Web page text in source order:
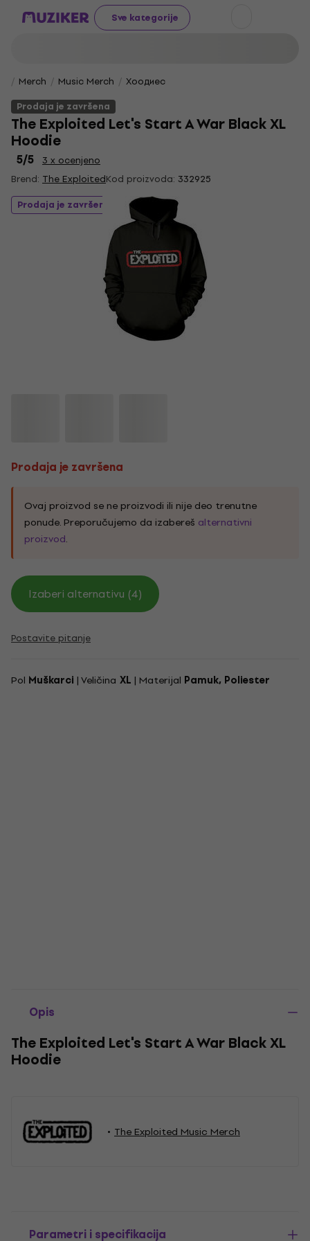
Sve kategorije
Merch Music Merch
Хоодиес
Prodaja je završena
The Exploited Let's Start A War Black XL
Hoodie
5/5
3 x ocenjeno
Brend: The ExploitedKod proizvoda: 332925
Prodaja je završena
Prodaja je završena
Ovaj proizvod se ne proizvodi ili nije deo trenutne
ponude. Preporučujemo da izabereš alternativni
proizvod.
Izaberi alternativu (4)
Postavite pitanje
Pol Muškarci | Veličina XL | Materijal Pamuk, Poliester
Opis
The Exploited Let's Start A War Black XL
Hoodie
The Exploited Music Merch
Parametri i specifikacija